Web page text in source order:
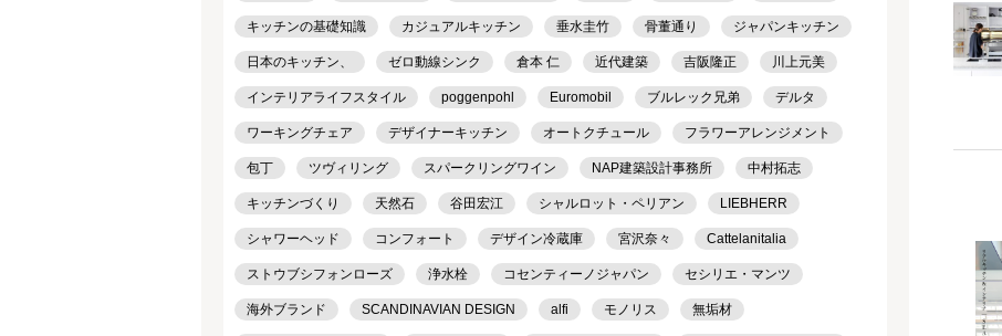
キッチンの基礎知識 カジュアルキッチン 垂水圭竹 骨董通り ジャパンキッチン
日本のキッチン、 ゼロ動線シンク 倉本 仁 近代建築 吉阪隆正 川上元美
インテリアライフスタイル poggenpohl Euromobil ブルレック兄弟 デルタ
ワーキングチェア デザイナーキッチン オートクチュール フラワーアレンジメント
包丁 ツヴィリング スパークリングワイン NAP建築設計事務所 中村拓志
キッチンづくり 天然石 谷田宏江 シャルロット・ペリアン LIEBHERR
シャワーヘッド コンフォート デザイン冷蔵庫 宮沢奈々 Cattelanitalia
ストウブシフォンローズ 浄水栓 コセンティーノジャパン セシリエ・マンツ
海外ブランド SCANDINAVIAN DESIGN alfi モノリス 無垢材